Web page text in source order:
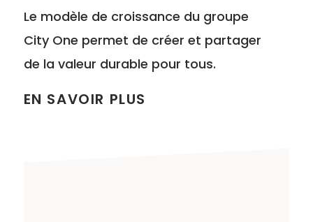
Le modèle de croissance du groupe
City One permet de créer et partager
de la valeur durable pour tous.
EN SAVOIR PLUS